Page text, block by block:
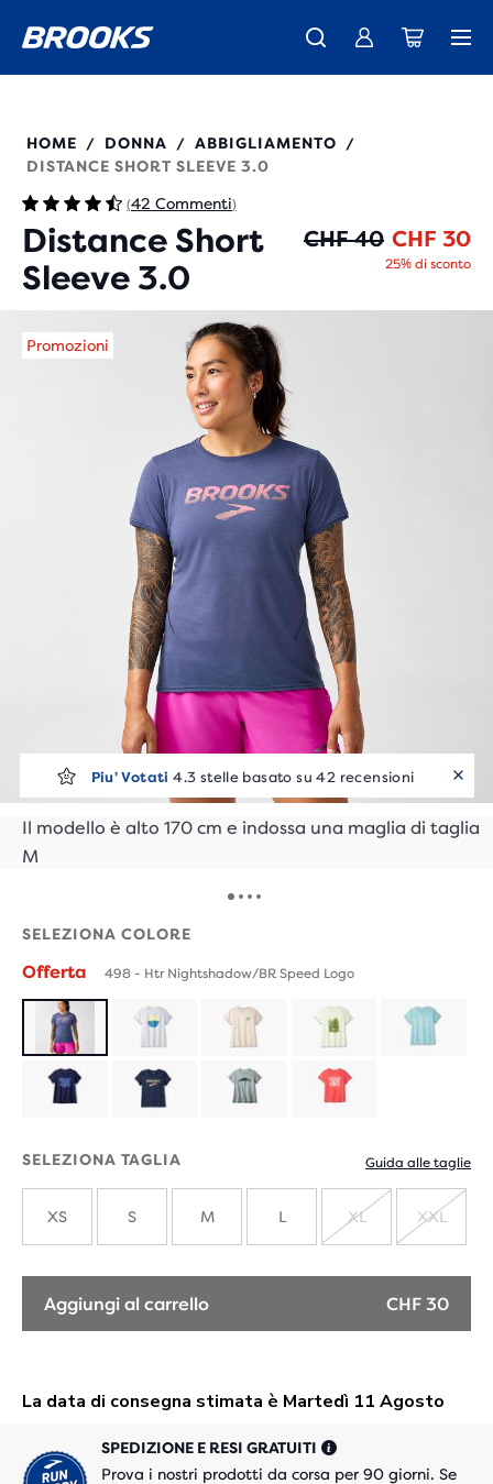
Spedizione gratuita per tutti gli ordini superiori a CHF 100
La nuovissima Ghost Amp è arrivata - Acquista Donna Uomo
Ti presentiamo la nuova collezione Cascadia - Acquista ora
221669
HOME / DONNA / ABBIGLIAMENTO
/
DISTANCE SHORT SLEEVE 3.0
(42 Commenti)
Distance Short
Sleeve 3.0
CHF 40 CHF 30
25% di sconto
Piu' Votati 4.3 stelle basato su 42 recensioni
Promozioni
Il modello è alto 170 cm e indossa una maglia di taglia
M
SELEZIONA COLORE
Offerta 498 - Htr Nightshadow/BR Speed Logo
SELEZIONA TAGLIA Guida alle taglie
XS S M L
ESAURITO
XL XXL
Aggiungi al carrello CHF 30
SPEDIZIONE E RESI GRATUITI
Prova i nostri prodotti da corsa per 90 giorni. Se